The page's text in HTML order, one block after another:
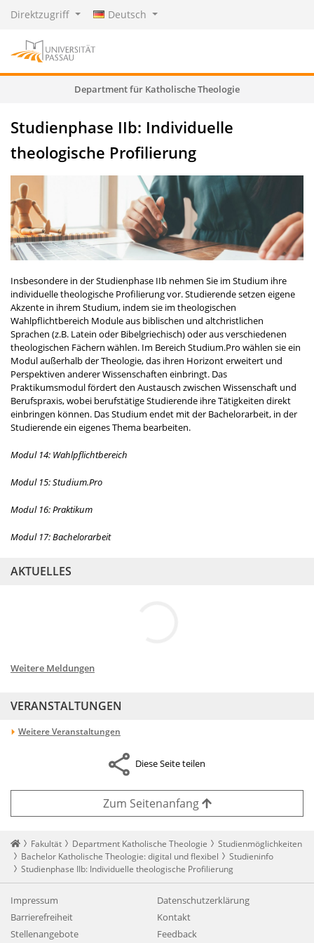
Direktzugriff Deutsch
Department für Katholische Theologie
Studienphase IIb: Individuelle
theologische Profilierung
Insbesondere in der Studienphase IIb nehmen Sie im Studium ihre
individuelle theologische Profilierung vor. Studierende setzen eigene
Akzente in ihrem Studium, indem sie im theologischen
Wahlpflichtbereich Module aus biblischen und altchristlichen
Sprachen (z.B. Latein oder Bibelgriechisch) oder aus verschiedenen
theologischen Fächern wählen. Im Bereich Studium.Pro wählen sie ein
Modul außerhalb der Theologie, das ihren Horizont erweitert und
Perspektiven anderer Wissenschaften einbringt. Das
Praktikumsmodul fördert den Austausch zwischen Wissenschaft und
Berufspraxis, wobei berufstätige Studierende ihre Tätigkeiten direkt
einbringen können. Das Studium endet mit der Bachelorarbeit, in der
Studierende ein eigenes Thema bearbeiten.
Modul 14: Wahlpflichtbereich
Modul 15: Studium.Pro
Modul 16: Praktikum
Modul 17: Bachelorarbeit
AKTUELLES
Weitere Meldungen
VERANSTALTUNGEN
Weitere Veranstaltungen
Diese Seite teilen
Zum Seitenanfang
Startseite
Fakultät Department Katholische Theologie
Studienmöglichkeiten
Bachelor Katholische Theologie: digital und flexibel
Studieninfo
Studienphase IIb: Individuelle theologische Profilierung
Impressum
Datenschutzerklärung
Barrierefreiheit
Kontakt
Stellenangebote
Feedback